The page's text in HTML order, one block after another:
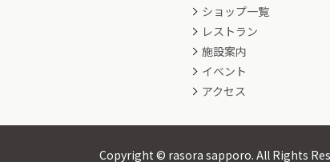
ショップ一覧
レストラン
施設案内
イベント
アクセス
Copyright © rasora sapporo. All Rights